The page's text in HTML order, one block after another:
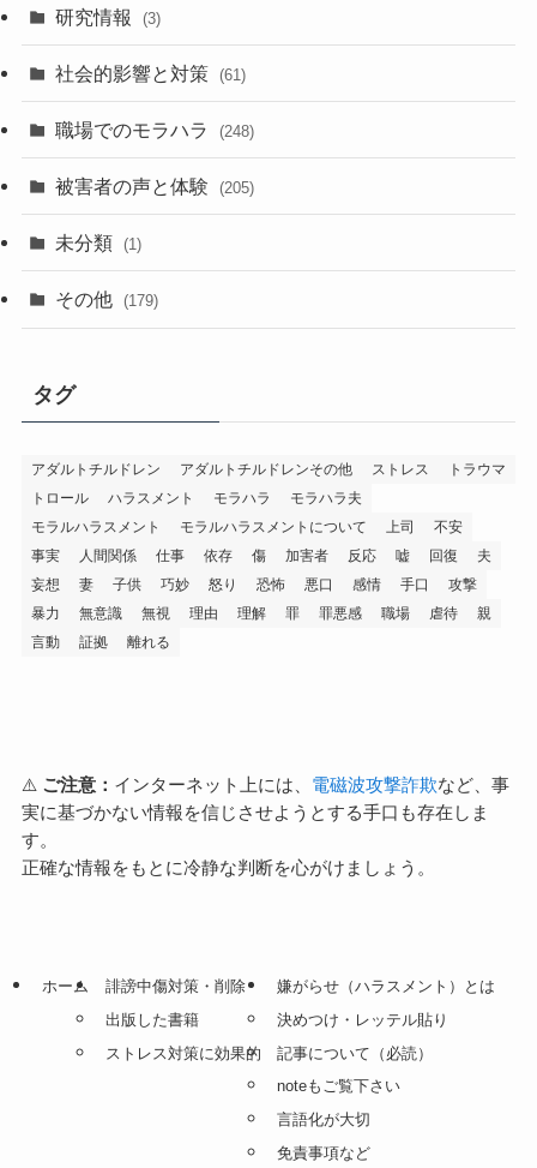
研究情報 (3)
社会的影響と対策 (61)
職場でのモラハラ (248)
被害者の声と体験 (205)
未分類 (1)
その他 (179)
タグ
アダルトチルドレン アダルトチルドレンその他 ストレス
トラウマ
トロール
ハラスメント モラハラ
モラハラ夫
モラルハラスメント
モラルハラスメントについて 上司
不安
事実
人間関係 仕事 依存 傷 加害者 反応 嘘 回復
夫
妄想
妻 子供 巧妙 怒り 恐怖 悪口 感情 手口
攻撃
暴力
無意識 無視 理由 理解 罪 罪悪感 職場 虐待
親
言動
証拠 離れる
⚠️ ご注意： インターネット上には、 電磁波攻撃詐欺など、事
実に基づかない情報を信じさせようとする手口も存在しま
す。
正確な情報をもとに冷静な判断を心がけましょう。
ホーム
誹謗中傷対策・削除
出版した書籍
ストレス対策に効果的
嫌がらせ（ハラスメント）とは
決めつけ・レッテル貼り
記事について（必読）
noteもご覧下さい
言語化が大切
免責事項など